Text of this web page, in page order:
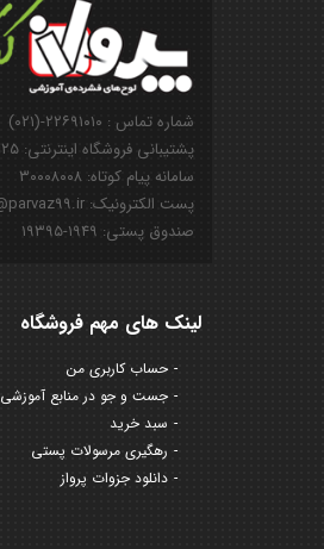
شماره تماس : ۲۲۶۹۱۰۱۰-(۰۲۱)
پشتیبانی فروشگاه اینترنتی: ۰۹۱۲۸۵۰۱۱۲۵
سامانه پیام کوتاه: ۳۰۰۰۸۰۰۸
پست الکترونیک: info@parvaz99.ir
صندوق پستی: ۱۹۴۹-۱۹۳۹۵
لینک های مهم فروشگاه
حساب کاربری من
جست و جو در منابع آموزشی
سبد خرید
رهگیری مرسولات پستی
دانلود جزوات پرواز